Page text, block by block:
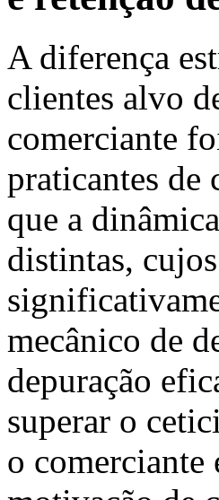
A diferença
clientes alvo
comerciante
praticantes de
que a
distintas,
mecânico de
depuração
superar o
o